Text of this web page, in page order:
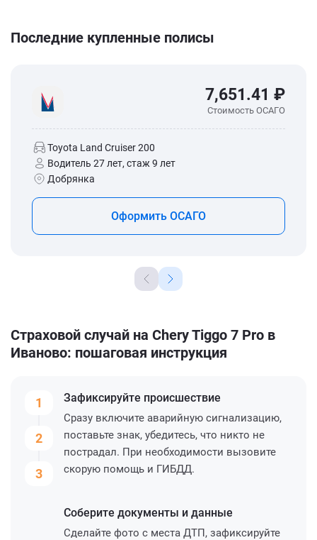
Последние купленные полисы
7,651.41 ₽
Стоимость ОСАГО
Toyota Land Cruiser 200
Водитель 27 лет, стаж 9 лет
Добрянка
Оформить ОСАГО
Страховой случай на Chery Tiggo 7 Pro в
Иваново: пошаговая инструкция
1
2
3
Зафиксируйте происшествие
Сразу включите аварийную сигнализацию,
поставьте знак, убедитесь, что никто не
пострадал. При необходимости вызовите
скорую помощь и ГИБДД.
Соберите документы и данные
Сделайте фото с места ДТП, зафиксируйте